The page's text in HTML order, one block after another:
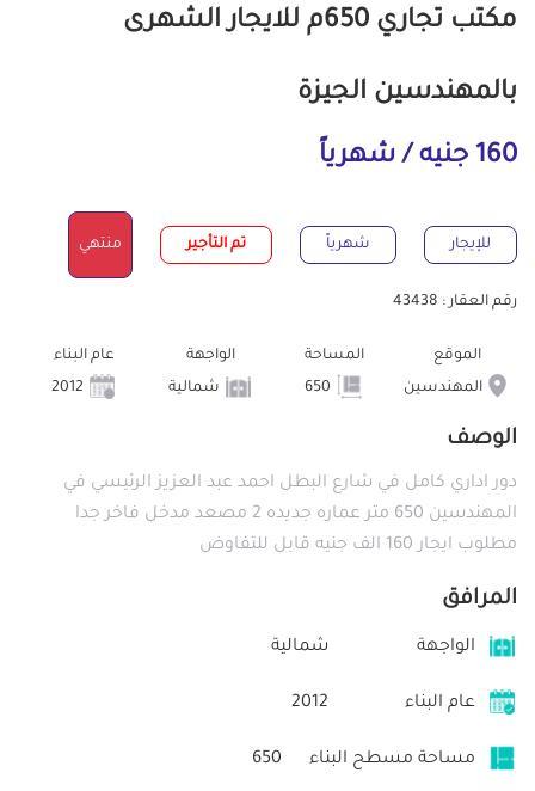
مكتب تجاري 650م للايجار الشهرى
بالمهندسين الجيزة
160 جنيه / شهرياً
للإيجار شهرياً تم التأجير منتهي
رقم العقار : 43438
الموقع
المهندسين
المساحة
الواجهة
شمالية
عام البناء
الوصف
دور اداري كامل في شارع البطل احمد عبد العزيز الرئيسي في
المهندسين 650 متر عماره جديده 2 مصعد مدخل فاخر جدا
مطلوب ايجار 160 الف جنيه قابل للتفاوض
المرافق
الواجهة شمالية
عام البناء 2012
مساحة مسطح البناء 650